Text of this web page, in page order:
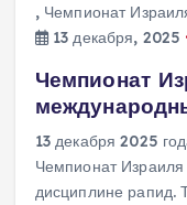
, Чемпионат
13 декабря, 2025
Чемпионат
13 декабря 2025
Чемпионат
дисциплине рапид.